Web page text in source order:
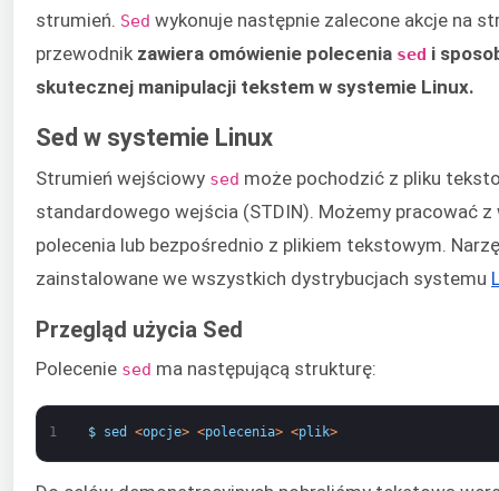
strumień. Sed wykonuje następnie zalecone akcje na
przewodnik zawiera omówienie polecenia sed i
skutecznej manipulacji tekstem w systemie Linux.
Sed w systemie Linux
Strumień wejściowy sed może pochodzić z pliku
standardowego wejścia (STDIN). Możemy pracować
polecenia lub bezpośrednio z plikiem tekstowym.
zainstalowane we wszystkich dystrybucjach systemu
Przegląd użycia Sed
Polecenie sed ma następującą strukturę:
1 $ sed <opcje> <polecenia> <plik>